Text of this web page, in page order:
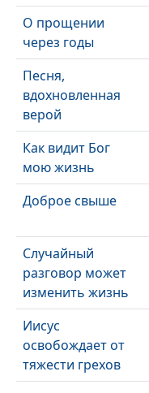
О прощении
через годы
Песня,
вдохновленная
верой
Как видит Бог
мою жизнь
Доброе свыше
Случайный
разговор может
изменить жизнь
Иисус
освобождает от
тяжести грехов